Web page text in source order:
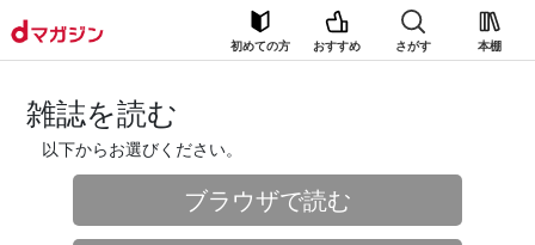
初めての方 おすすめ さがす 本棚
雑誌を読む
以下からお選びください。
ブラウザで読む